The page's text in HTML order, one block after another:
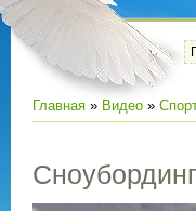
Главная » Видео »